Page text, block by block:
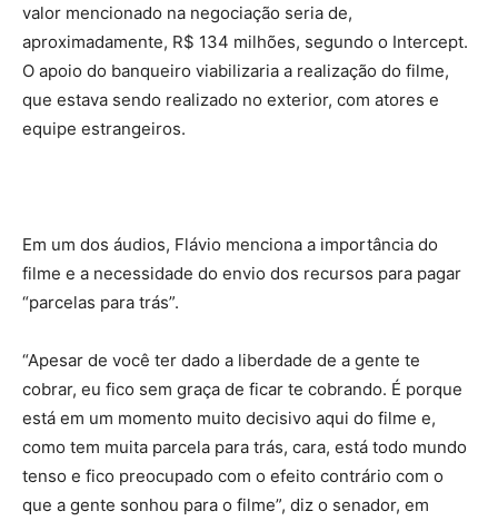
valor mencionado na negociação seria de,
aproximadamente, R$ 134 milhões, segundo o Intercept.
O apoio do banqueiro viabilizaria a realização do filme,
que estava sendo realizado no exterior, com atores e
equipe estrangeiros.
Em um dos áudios, Flávio menciona a importância do
filme e a necessidade do envio dos recursos para pagar
“parcelas para trás”.
“Apesar de você ter dado a liberdade de a gente te
cobrar, eu fico sem graça de ficar te cobrando. É porque
está em um momento muito decisivo aqui do filme e,
como tem muita parcela para trás, cara, está todo mundo
tenso e fico preocupado com o efeito contrário com o
que a gente sonhou para o filme”, diz o senador, em